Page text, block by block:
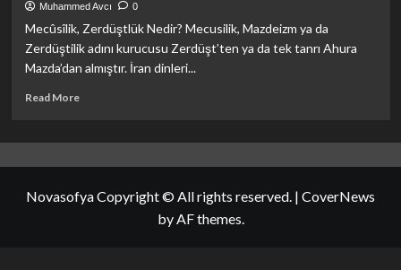
Muhammed Avcı 0
Mecûsîlik, Zerdüştlük Nedir? Mecusilik, Mazdeizm ya da
Zerdüştilik adını kurucusu Zerdüşt’ten ya da tek tanrı Ahura
Mazda’dan almıştır. İran dinleri...
Read MoreRead
Zerdüştlük
Benzerlikler
Novasofya Copyright © All rights reserved. | CoverNews
by AF themes.